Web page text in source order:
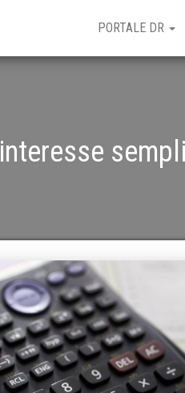
PORTALE DR
interesse